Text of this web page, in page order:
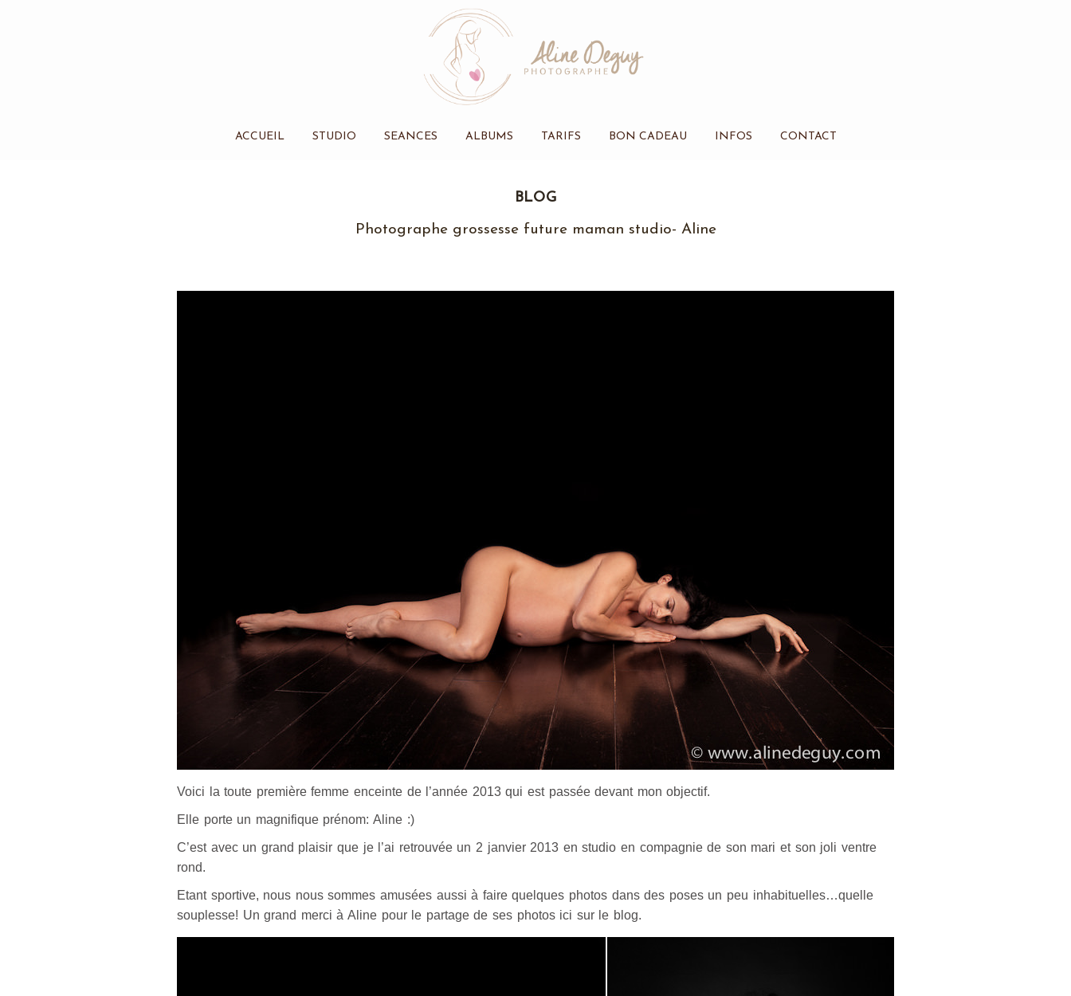
ACCUEIL STUDIO SEANCES ALBUMS TARIFS BON CADEAU INFOS CONTACT
BLOG
Photographe grossesse future maman studio- Aline
Voici la toute première femme enceinte de l’année 2013 qui est passée devant mon objectif.
Elle porte un magnifique prénom: Aline :)
C’est avec un grand plaisir que je l’ai retrouvée un 2 janvier 2013 en studio en compagnie de son mari et son joli ventre
rond.
Etant sportive, nous nous sommes amusées aussi à faire quelques photos dans des poses un peu inhabituelles…quelle
souplesse! Un grand merci à Aline pour le partage de ses photos ici sur le blog.